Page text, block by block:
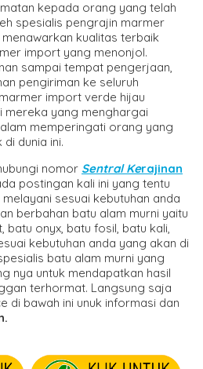
kepada orang yang telah
spesialis pengrajin marmer
menawarkan kualitas terbaik
import yang menonjol.
sampai tempat pengerjaan,
pengiriman ke seluruh
import verde hijau
mereka yang menghargai
memperingati orang yang
dunia ini.
nomor Sentral Kerajinan
postingan kali ini yang tentu
sesuai kebutuhan anda
berbahan batu alam murni yaitu
batu onyx, batu fosil, batu kali,
kebutuhan anda yang akan di
batu alam murni yang
nya untuk mendapatkan hasil
terhormat. Langsung saja
di bawah ini unuk informasi dan